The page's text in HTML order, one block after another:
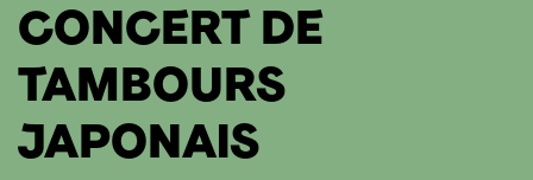
CONCERT DE
TAMBOURS
JAPONAIS